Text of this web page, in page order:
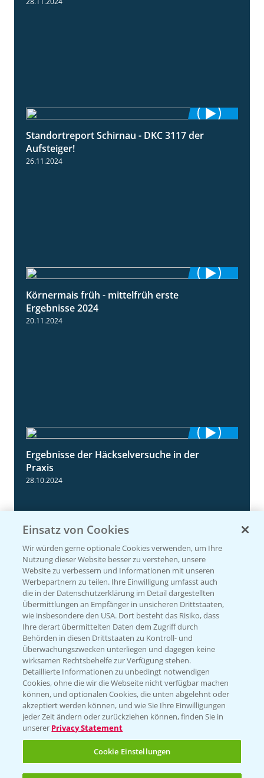
3:00
Standortreport Schirnau - DKC 3117 der
Aufsteiger!
26.11.2024
Körnermais früh - mittelfrüh erste
Ergebnisse 2024
20.11.2024
Ergebnisse der Häckselversuche in der
Praxis
28.10.2024
5:54
Rundgang - Silomais Demo Region
Augsburg
24.09.2024
Einsatz von Cookies
Wir würden gerne optionale Cookies verwenden, um Ihre
Nutzung dieser Website besser zu verstehen, unsere
Website zu verbessern und Informationen mit unseren
Werbepartnern zu teilen. Ihre Einwilligung umfasst auch
die in der Datenschutzerklärung im Detail dargestellten
Übermittlungen an Empfänger in unsicheren Drittstaaten,
wie insbesondere den USA. Dort besteht das Risiko, dass
Ihre derart übermittelten Daten dem Zugriff durch
Behörden in diesen Drittstaaten zu Kontroll- und
Überwachungszwecken unterliegen und dagegen keine
wirksamen Rechtsbehelfe zur Verfügung stehen.
Detaillierte Informationen zu unbedingt notwendigen
Cookies, ohne die wir die Webseite nicht verfügbar machen
können, und optionalen Cookies, die unten abgelehnt oder
akzeptiert werden können, und wie Sie Ihre Einwilligungen
jeder Zeit ändern oder zurückziehen können, finden Sie in
unserer Privacy Statement
Cookie Einstellungen